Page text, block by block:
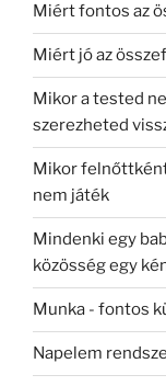
Miért fontos az
Miért jó az
Mikor a tested
szerezheted
Mikor
nem játék
Mindenki egy
közösség egy
Munka - fontos
Napelem